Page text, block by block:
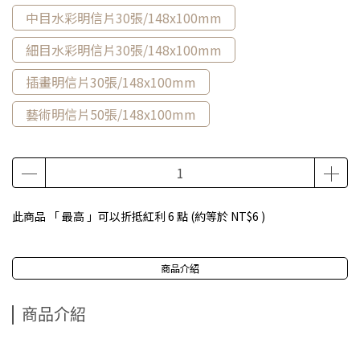
中目水彩明信片30張/148x100mm
細目水彩明信片30張/148x100mm
插畫明信片30張/148x100mm
藝術明信片50張/148x100mm
此商品 「 最高 」可以折抵紅利 6 點 (約等於 NT$6 )
商品介紹
商品介紹